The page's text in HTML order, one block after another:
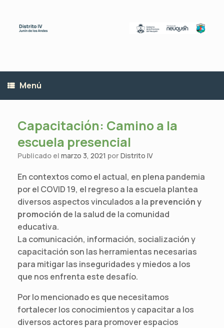
contenido
Menú
Capacitación: Camino a la
escuela presencial
Publicado el marzo 3, 2021 porDistrito IV
En contextos como el actual, en plena pandemia
por el COVID 19, el regreso a la escuela plantea
diversos aspectos vinculados a la prevención y
promoción de la salud de la comunidad
educativa.
La comunicación, información, socialización y
capacitación son las herramientas necesarias
para mitigar las inseguridades y miedos a los
que nos enfrenta este desafío.
Por lo mencionado es que necesitamos
fortalecer los conocimientos y capacitar a los
diversos actores para promover espacios